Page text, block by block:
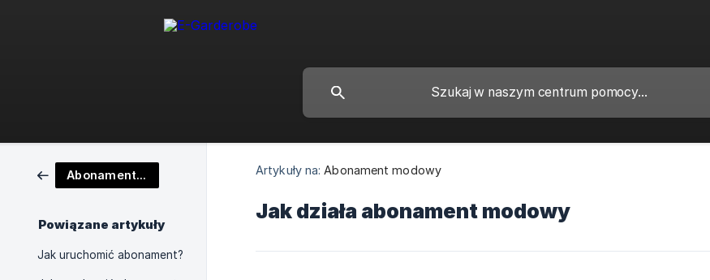
Abonament modowy
Powiązane artykuły
Jak uruchomić abonament?
Artykuły na: Abonament modowy
Jak działa abonament modowy